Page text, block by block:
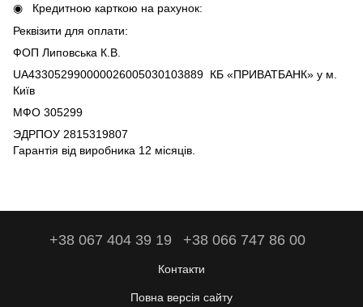
Кредитною карткою на рахунок:
Реквізити для оплати:
ФОП Липовська К.В.
UA433052990000026005030103889 КБ «ПРИВАТБАНК» у м.
Київ
МФО 305299
ЭДРПОУ 2815319807
Гарантія від виробника 12 місяців.
+38 067 404 39 19 +38 066 747 86 00
Контакти
Повна версія сайту